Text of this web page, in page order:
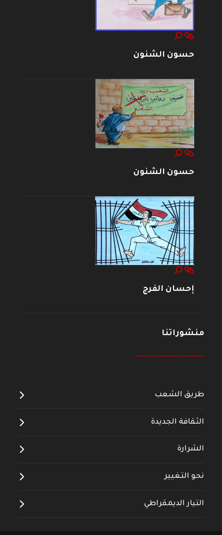
حسون الشنون
حسون الشنون
إحسان الفرج
منشوراتنا
--------------------
طريق الشعب
الثقافة الجديدة
الشرارة
نحو التغيير
التيار الديمقراطي